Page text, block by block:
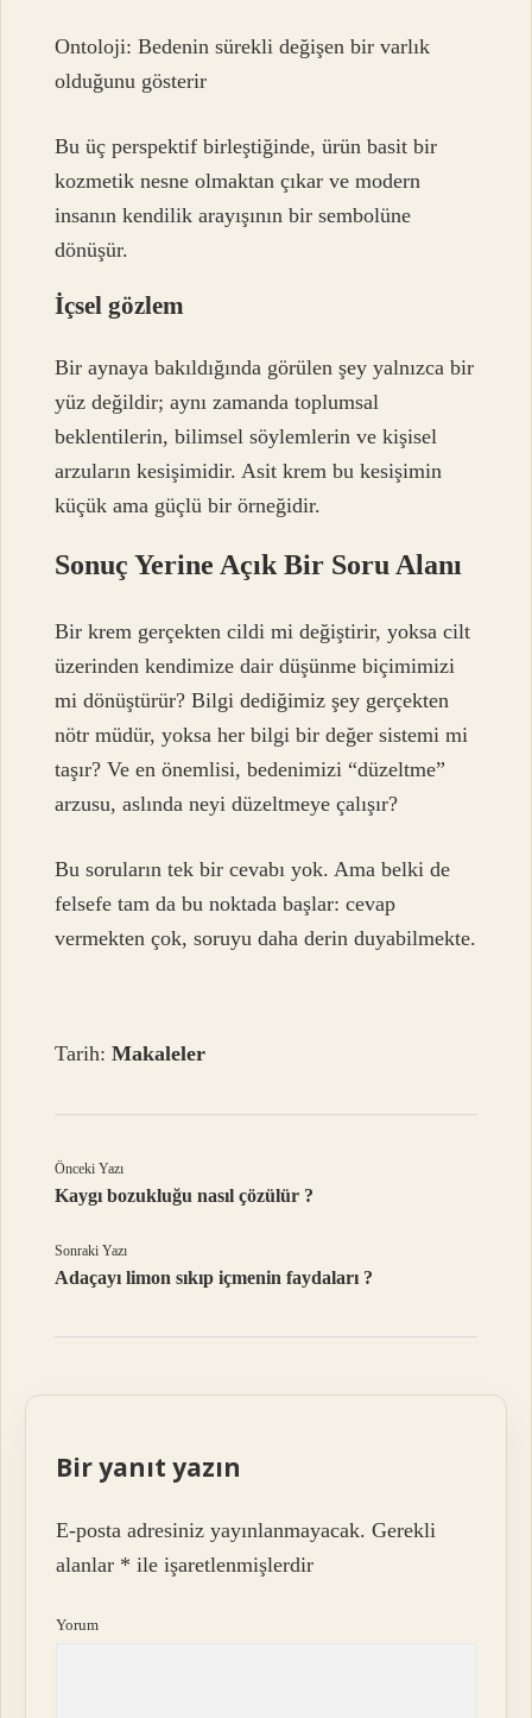
Ontoloji: Bedenin sürekli değişen bir varlık
olduğunu gösterir
Bu üç perspektif birleştiğinde, ürün basit bir
kozmetik nesne olmaktan çıkar ve modern
insanın kendilik arayışının bir sembolüne
dönüşür.
İçsel gözlem
Bir aynaya bakıldığında görülen şey yalnızca bir
yüz değildir; aynı zamanda toplumsal
beklentilerin, bilimsel söylemlerin ve kişisel
arzuların kesişimidir. Asit krem bu kesişimin
küçük ama güçlü bir örneğidir.
Sonuç Yerine Açık Bir Soru Alanı
Bir krem gerçekten cildi mi değiştirir, yoksa cilt
üzerinden kendimize dair düşünme biçimimizi
mi dönüştürür? Bilgi dediğimiz şey gerçekten
nötr müdür, yoksa her bilgi bir değer sistemi mi
taşır? Ve en önemlisi, bedenimizi “düzeltme”
arzusu, aslında neyi düzeltmeye çalışır?
Bu soruların tek bir cevabı yok. Ama belki de
felsefe tam da bu noktada başlar: cevap
vermekten çok, soruyu daha derin duyabilmekte.
Tarih:Makaleler
Önceki Yazı
Kaygı bozukluğu nasıl çözülür ?
Sonraki Yazı
Adaçayı limon sıkıp içmenin faydaları ?
Bir yanıt yazın
E-posta adresiniz yayınlanmayacak. Gerekli
alanlar * ile işaretlenmişlerdir
Yorum